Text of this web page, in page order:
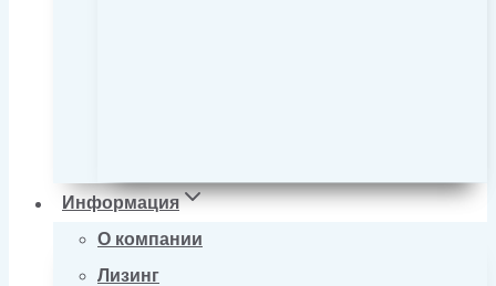
Информация
О компании
Лизинг